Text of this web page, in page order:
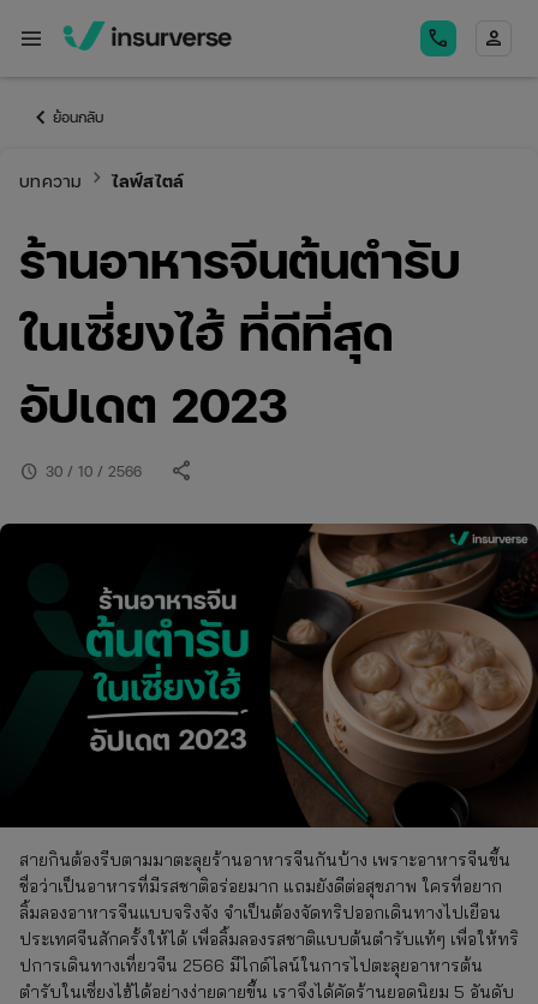
menu call person
keyboard_arrow_left ย้อนกลับ
บทความ keyboard_arrow_right ไลฟ์สไตล์
ร้านอาหารจีนต้นตำรับ
ในเซี่ยงไฮ้ ที่ดีที่สุด
อัปเดต 2023
schedule 30 / 10 / 2566 share
สายกินต้องรีบตามมาตะลุยร้านอาหารจีนกันบ้าง เพราะอาหารจีนขึ้น
ชื่อว่าเป็นอาหารที่มีรสชาติอร่อยมาก แถมยังดีต่อสุขภาพ ใครที่อยาก
ลิ้มลองอาหารจีนแบบจริงจัง จำเป็นต้องจัดทริปออกเดินทางไปเยือน
ประเทศจีนสักครั้งให้ได้ เพื่อลิ้มลองรสชาติแบบต้นตำรับแท้ๆ เพื่อให้ทริ
ปการเดินทางเที่ยวจีน 2566 มีไกด์ไลน์ในการไปตะลุยอาหารต้น
ตำรับในเซี่ยงไฮ้ได้อย่างง่ายดายขึ้น เราจึงได้คัดร้านยอดนิยม 5 อันดับ